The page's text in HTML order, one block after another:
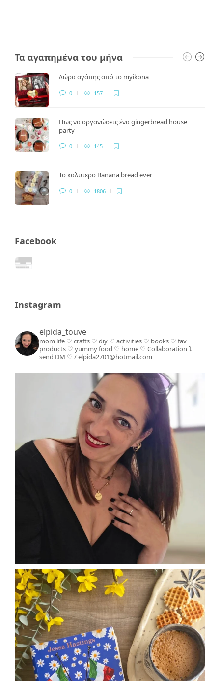
Τα αγαπημένα του μήνα
Δώρα αγάπης από το myikona
0 157
Πως να οργανώσεις ένα gingerbread house
party
0 145
Το καλυτερο Banana bread ever
0 1806
Facebook
Instagram
elpida_touve
mom life ♡ crafts ♡ diy ♡ activities ♡ books ♡ fav
products ♡ yummy food ♡ home ♡ Collaboration ⤵️
send DM ♡ / elpida2701@hotmail.com